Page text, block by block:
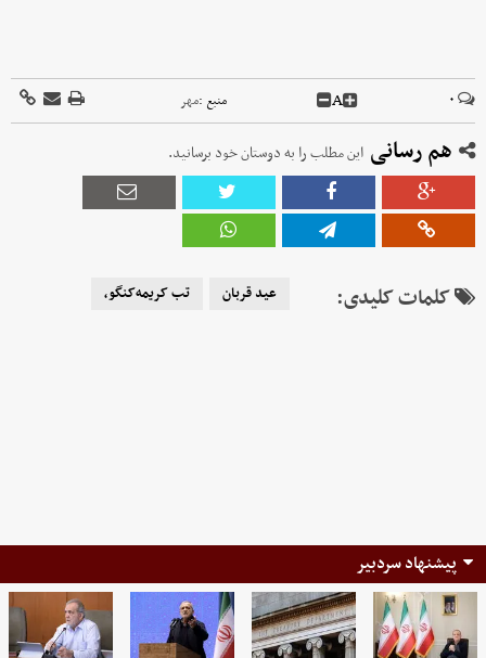
۰ A منبع :مهر
هم رسانی این مطلب را به دوستان خود برسانید.
کلمات کلیدی: عید قربان تب کریمه‌کنگو،
پیشنهاد سردبیر